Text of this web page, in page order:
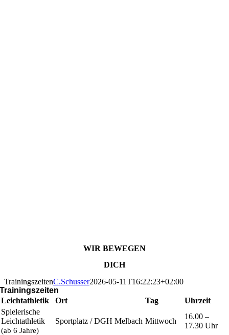
WIR BEWEGEN
DICH
TrainingszeitenC.Schusser2026-05-11T16:22:23+02:00
Trainingszeiten
Leichtathletik
Ort Tag
Uhrzeit
Spielerische
Leichtathletik
(ab 6 Jahre)
Sportplatz / DGH Melbach Mittwoch
16.00 –
17.30 Uhr